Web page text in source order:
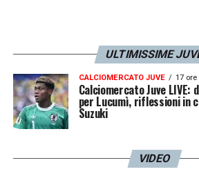
ULTIMISSIME
CALCIOMERCATO JUVE 17 ore
Calciomercato Juve
per Lucumì, riflessioni in
Suzuki
VIDEO